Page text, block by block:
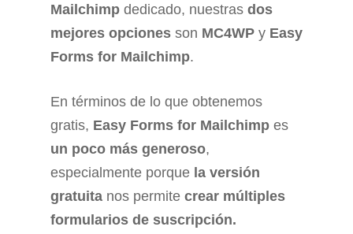
Mailchimp dedicado, nuestras dos
mejores opciones son MC4WP y Easy
Forms for Mailchimp.
En términos de lo que obtenemos
gratis, Easy Forms for Mailchimp es
un poco más generoso,
especialmente porque la versión
gratuita nos permite crear múltiples
formularios de suscripción.